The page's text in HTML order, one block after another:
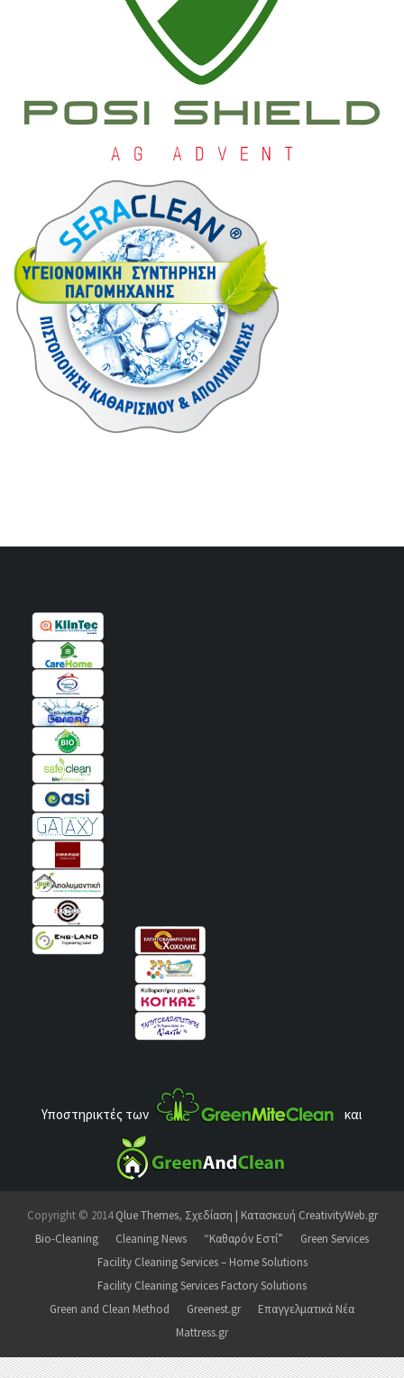
Υποστηρικτές των και
Copyright © 2014Qlue Themes, Σχεδίαση | Κατασκευή CreativityWeb.gr
Bio-Cleaning
Cleaning News “Καθαρόν Εστί”
Green Services
Facility Cleaning Services – Home Solutions
Facility Cleaning Services Factory Solutions
Green and Clean Method
Greenest.gr
Επαγγελματικά Νέα
Mattress.gr